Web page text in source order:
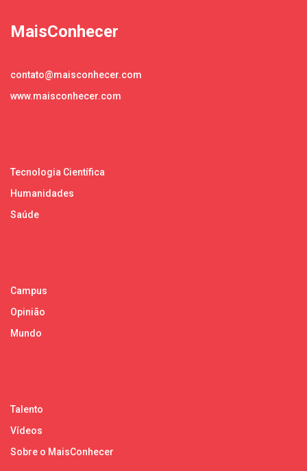
MaisConhecer
contato@maisconhecer.com
www.maisconhecer.com
Tecnologia Científica
Humanidades
Saúde
Campus
Opinião
Mundo
Talento
Vídeos
Sobre o MaisConhecer